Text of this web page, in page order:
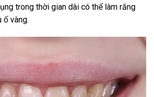
trong thời gian dài có thể làm răng
ố vàng.